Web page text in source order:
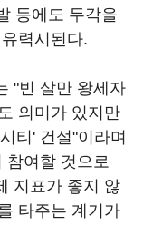
등에도 두각을
력시된다.
"빈 살만 왕세자
의미가 있지만
티' 건설"이라며
참여할 것으로
지표가 좋지 않
타주는 계기가